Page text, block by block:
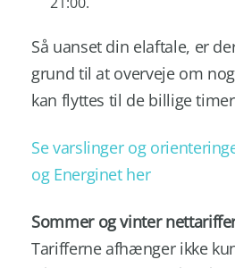
Så uanset din elaftale, er
grund til at overveje om
kan flyttes til de billige
Se varslinger og
og Energinet her
Sommer og vinter
Tarifferne afhænger ikke